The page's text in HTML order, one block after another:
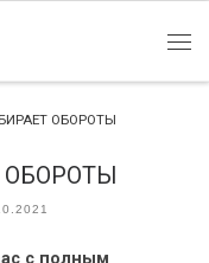
ОБОРОТЫ
с полным